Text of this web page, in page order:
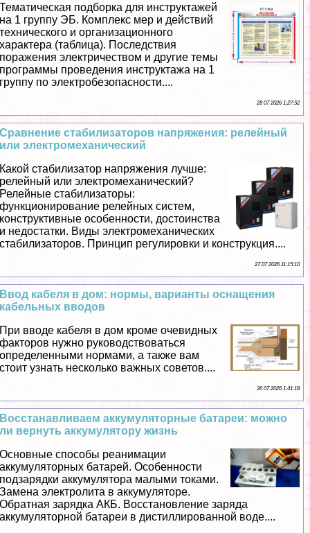
Тематическая подборка для инструктажей
на 1 группу ЭБ. Комплекс мер и действий
технического и организационного
хаpaктера (таблица). Последствия
поражения электричеством и другие темы
программы проведения инструктажа на 1
группу по электробезопасности....
28 07 2026 1:27:52
Сравнение стабилизаторов напряжения: релейный
или электромеханический
Какой стабилизатор напряжения лучше:
релейный или электромеханический?
Релейные стабилизаторы:
функционирование релейных систем,
конструктивные особенности, достоинства
и недостатки. Виды электромеханических
стабилизаторов. Принцип регулировки и конструкция....
27 07 2026 11:15:10
Ввод кабеля в дом: нормы, варианты оснащения
кабельных вводов
При вводе кабеля в дом кроме очевидных
факторов нужно руководствоваться
определенными нормами, а также вам
стоит узнать несколько важных советов....
26 07 2026 1:41:18
Восстанавливаем аккумуляторные батареи: можно
ли вернуть аккумулятору жизнь
Основные способы реанимации
аккумуляторных батарей. Особенности
подзарядки аккумулятора малыми токами.
Замена электролита в аккумуляторе.
Обратная зарядка АКБ. Восстановление заряда
аккумуляторной батареи в дистиллированной воде....